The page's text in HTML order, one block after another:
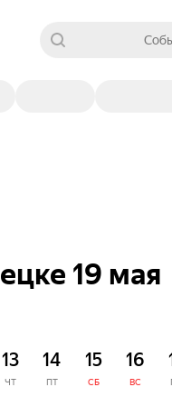
19 мая
13
ЧТ
14
ПТ
15
СБ
16
ВС